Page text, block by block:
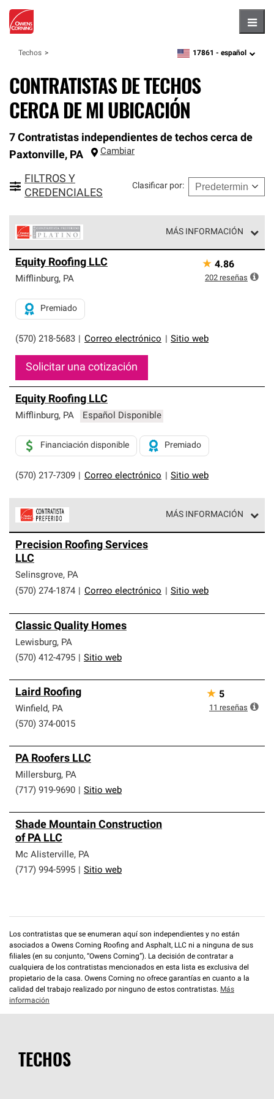
Techos zipcode, language
17861 - español
CONTRATISTAS DE TECHOS
CERCA DE MI UBICACIÓN
7 Contratistas independientes de techos cerca de
Paxtonville, PA Cambiar
FILTROS Y
CREDENCIALES
Clasificar por:
MÁS INFORMACIÓN
Corning constituyen el nivel superior de nuestra red
exclusiva y cumplen con estándares estrictos de
Solo ellos pueden ofrecer nuestra mejor garantía de
sistemas de techos.
Equity Roofing LLC
Mifflinburg, PA
(570) 218-5683 Correo electrónico Sitio web
Premiado
Solicitar una cotización
★ 4.86
202 reseñas
Equity Roofing LLC
Mifflinburg, PA Español Disponible
(570) 217-7309 Correo electrónico Sitio web
Financiación disponible Premiado
MÁS INFORMACIÓN
parte de una red exclusiva de profesionales de techos
que cumplen con altos estándares y requisitos estrictos
de profesionalismo y confiabilidad.
Precision Roofing Services
LLC
Selinsgrove, PA
(570) 274-1874
Correo electrónico Sitio web
Classic Quality Homes
Lewisburg, PA
(570) 412-4795
Sitio web
Laird Roofing
Winfield, PA
(570) 374-0015
★ 5
11 reseñas
PA Roofers LLC
Millersburg, PA
(717) 919-9690
Sitio web
Shade Mountain Construction
of PA LLC
Mc Alisterville, PA
(717) 994-5995
Sitio web
Los contratistas que se enumeran aquí son independientes y no están
asociados a Owens Corning Roofing and Asphalt, LLC ni a ninguna de sus
filiales (en su conjunto, “Owens Corning”). La decisión de contratar a
cualquiera de los contratistas mencionados en esta lista es exclusiva del
propietario de la casa. Owens Corning no ofrece garantías en cuanto a la
calidad del trabajo realizado por ninguno de estos contratistas. Más
información
TECHOS